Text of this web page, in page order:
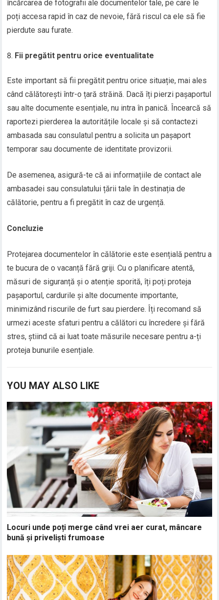
încărcarea de fotografii ale documentelor tale, pe care le
poți accesa rapid în caz de nevoie, fără riscul ca ele să fie
pierdute sau furate.
Fii pregătit pentru orice eventualitate
Este important să fii pregătit pentru orice situație, mai ales
când călătorești într-o țară străină. Dacă îți pierzi pașaportul
sau alte documente esențiale, nu intra în panică. Încearcă să
raportezi pierderea la autoritățile locale și să contactezi
ambasada sau consulatul pentru a solicita un pașaport
temporar sau documente de identitate provizorii.
De asemenea, asigură-te că ai informațiile de contact ale
ambasadei sau consulatului țării tale în destinația de
călătorie, pentru a fi pregătit în caz de urgență.
Concluzie
Protejarea documentelor în călătorie este esențială pentru a
te bucura de o vacanță fără griji. Cu o planificare atentă,
măsuri de siguranță și o atenție sporită, îți poți proteja
pașaportul, cardurile și alte documente importante,
minimizând riscurile de furt sau pierdere. Îți recomand să
urmezi aceste sfaturi pentru a călători cu încredere și fără
stres, știind că ai luat toate măsurile necesare pentru a-ți
proteja bunurile esențiale.
YOU MAY ALSO LIKE
Locuri unde poți merge când vrei aer curat, mâncare
bună și priveliști frumoase